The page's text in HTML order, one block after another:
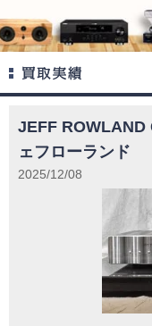
JEFF ROWLAND
ェフローランド
2025/12/08